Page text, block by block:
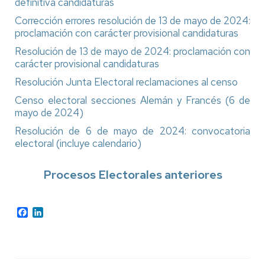
Corrección errores resolución de 13 de mayo de 2024:
proclamación con carácter provisional candidaturas
Resolución de 13 de mayo de 2024: proclamación con
carácter provisional candidaturas
Resolución Junta Electoral reclamaciones al censo
Censo electoral secciones Alemán y Francés (6 de
mayo de 2024)
Resolución de 6 de mayo de 2024: convocatoria
electoral (incluye calendario)
Procesos Electorales anteriores
Facebook